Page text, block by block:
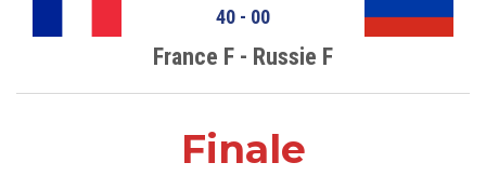
40 - 00
France F - Russie F
Finale